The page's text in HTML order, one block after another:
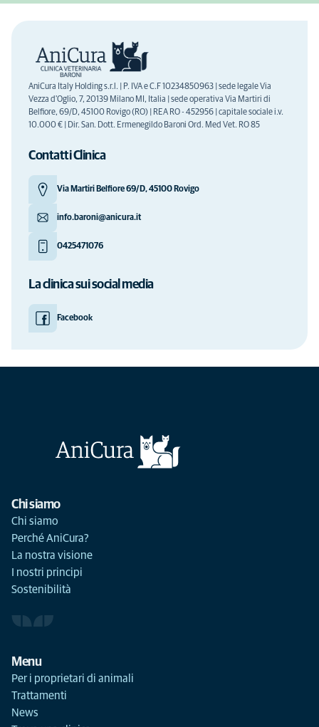
AniCura Italy Holding s.r.l. | P. IVA e C.F 10234850963 | sede legale Via
Vezza d'Oglio, 7, 20139 Milano MI, Italia | sede operativa Via Martiri di
Belfiore, 69/D, 45100 Rovigo (RO) | REA RO - 452956 | capitale sociale i.v.
10.000 € | Dir. San. Dott. Ermenegildo Baroni Ord. Med Vet. RO 85
Contatti Clinica
Via Martiri Belfiore 69/D, 45100 Rovigo
info.baroni@anicura.it
0425471076
La clinica sui social media
Facebook
Chi siamo
Chi siamo
Perché AniCura?
La nostra visione
I nostri principi
Sostenibilità
Menu
Per i proprietari di animali
Trattamenti
News